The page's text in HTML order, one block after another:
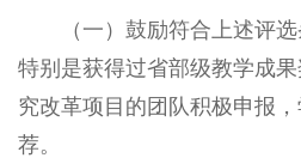
（一）鼓励符合上述评选
特别是获得过省部级教学成
究改革项目的团队积极申报
荐。